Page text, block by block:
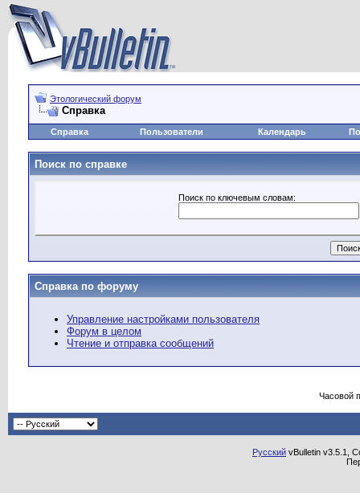
Этологический форум
Справка
Справка Пользователи Календарь
Поиск по справке
Поиск по ключевым словам:
Справка по форуму
Управление настройками пользователя
Форум в целом
Чтение и отправка сообщений
Часовой
Русский vBulletin v3.5.1,